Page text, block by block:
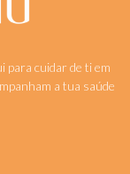
para cuidar de ti em
a tua saúde